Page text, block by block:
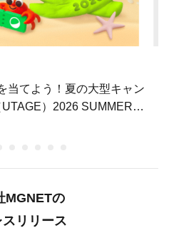
当てよう！夏の大型キャン
）2026 SUMMER」
MGNETの
リリース